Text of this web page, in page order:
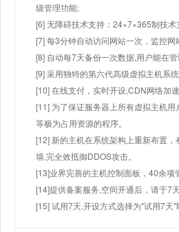
级管理功能;
[6] 无障碍技术支持：24×7×365制技术
[7] 每3分钟自动访问网站一次，监控网
[8] 自动每7天备份一次数据,用户能在
[9] 采用独特的第六代高级虚拟主机系
[10] 在线支付，实时开设,CDN网络加
[11] 为了保证服务器上所有虚拟主机
等极为占用资源的程序。
[12] 新的主机在系统架构上重新布置
墙,完全效抵御DDOS攻击。
[13]业界完善的主机控制面板，40余
[14]提供备案服务,空间开通后，请于7
[15] 试用7天.开设方式选择为"试用7天"